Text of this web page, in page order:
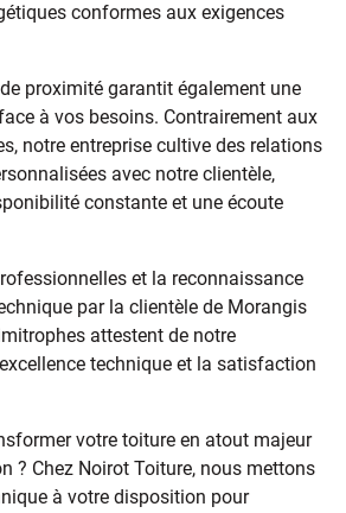
conformes aux exigences
proximité garantit également une
à vos besoins. Contrairement aux
notre entreprise cultive des relations
avec notre clientèle,
constante et une écoute
et la reconnaissance
par la clientèle de Morangis
attestent de notre
technique et la satisfaction
votre toiture en atout majeur
? Chez Noirot Toiture, nous mettons
à votre disposition pour